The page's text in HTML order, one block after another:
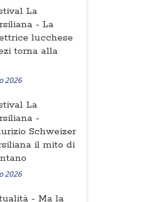
La
- La
lucchese
torna alla
2026
La
-
Schweizer
il mito di
2026
- Ma la